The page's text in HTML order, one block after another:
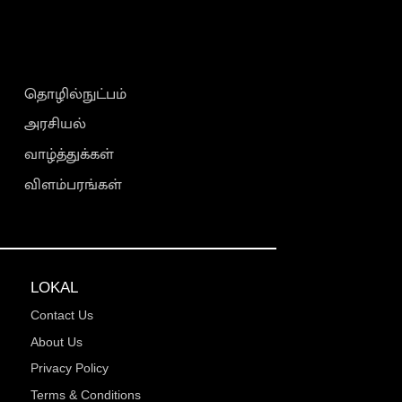
தொழில்நுட்பம்
அரசியல்
வாழ்த்துக்கள்
விளம்பரங்கள்
LOKAL
Contact Us
About Us
Privacy Policy
Terms & Conditions